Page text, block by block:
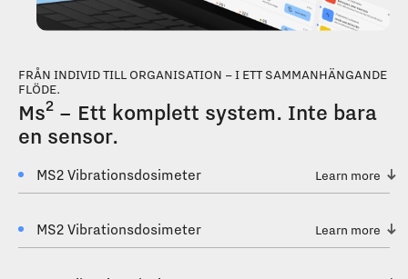
FRÅN INDIVID TILL ORGANISATION – I ETT SAMMANHÄNGANDE
FLÖDE.
Ms2 – Ett komplett system. Inte bara
en sensor.
MS2 Vibrationsdosimeter Learn more
MS2 Vibrationsdosimeter Learn more